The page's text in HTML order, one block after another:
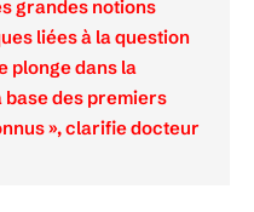
grandes notions
liées à la question
plonge dans la
des premiers
», clarifie docteur